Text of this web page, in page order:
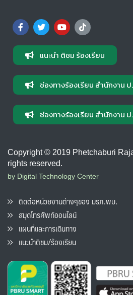
แนะนำ ติชม ร้องเรียน
ช่องทางร้องเรียน สำนักงาน
ช่องทางร้องเรียน สำนักงาน
Copyright © 2019 Phetchaburi
rights reserved.
by Digital Technology Center
ติดต่อหน่วยงานต่างๆของ มรภ.พบ.
สมุดโทรศัพท์ออนไลน์
แผนที่และการเดินทาง
แนะนำติชม/ร้องเรียน